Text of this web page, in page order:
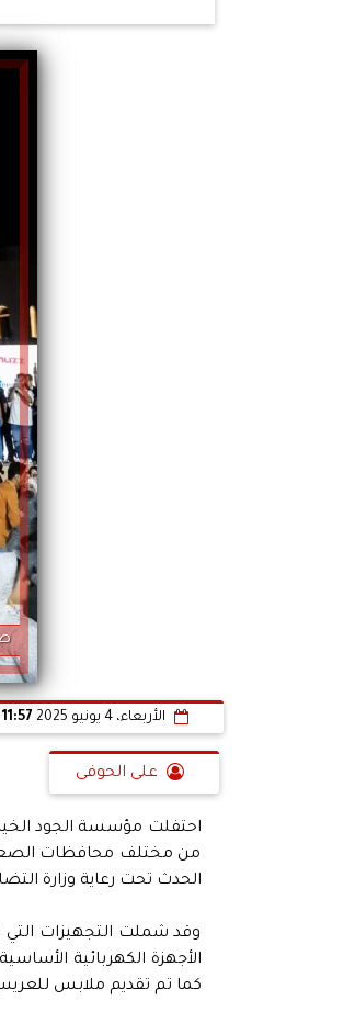
الأربعاء، 4 يونيو 2025 11:57 صـ
على الحوفى
من مختلف محافظات
الحدث تحت رعاية وزارة
وقد شملت التجهيزات
الأجهزة الكهربائية
كما تم تقديم ملابس